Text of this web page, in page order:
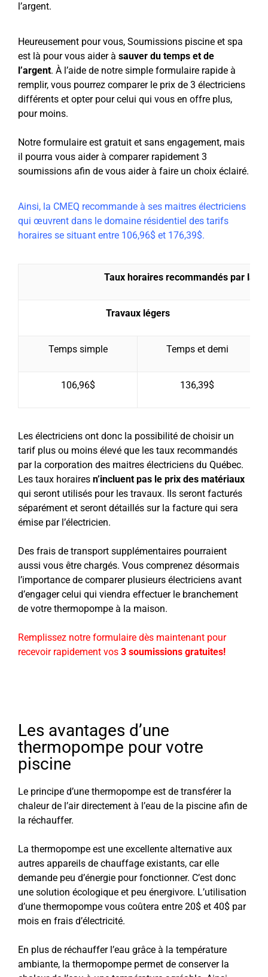
l’argent.
Heureusement pour vous, Soumissions piscine et spa
est là pour vous aider à sauver du temps et de
l’argent. À l’aide de notre simple formulaire rapide à
remplir, vous pourrez comparer le prix de 3 électriciens
différents et opter pour celui qui vous en offre plus,
pour moins.
Notre formulaire est gratuit et sans engagement, mais
il pourra vous aider à comparer rapidement 3
soumissions afin de vous aider à faire un choix éclairé.
Ainsi, la CMEQ recommande à ses maitres électriciens
qui œuvrent dans le domaine résidentiel des tarifs
horaires se situant entre 106,96$ et 176,39$.
Taux horaires recommandés par la
Travaux légers
Temps simple Temps et demi
106,96$ 136,39$
Les électriciens ont donc la possibilité de choisir un
tarif plus ou moins élevé que les taux recommandés
par la corporation des maitres électriciens du Québec.
Les taux horaires n’incluent pas le prix des matériaux
qui seront utilisés pour les travaux. Ils seront facturés
séparément et seront détaillés sur la facture qui sera
émise par l’électricien.
Des frais de transport supplémentaires pourraient
aussi vous être chargés. Vous comprenez désormais
l’importance de comparer plusieurs électriciens avant
d’engager celui qui viendra effectuer le branchement
de votre thermopompe à la maison.
Remplissez notre formulaire dès maintenant pour
recevoir rapidement vos 3 soumissions gratuites!
Les avantages d’une
thermopompe pour votre
piscine
Le principe d’une thermopompe est de transférer la
chaleur de l’air directement à l’eau de la piscine afin de
la réchauffer.
La thermopompe est une excellente alternative aux
autres appareils de chauffage existants, car elle
demande peu d’énergie pour fonctionner. C’est donc
une solution écologique et peu énergivore. L’utilisation
d’une thermopompe vous coûtera entre 20$ et 40$ par
mois en frais d’électricité.
En plus de réchauffer l’eau grâce à la température
ambiante, la thermopompe permet de conserver la